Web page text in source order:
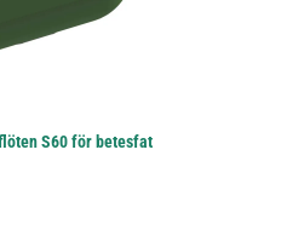
S60 för betesfat